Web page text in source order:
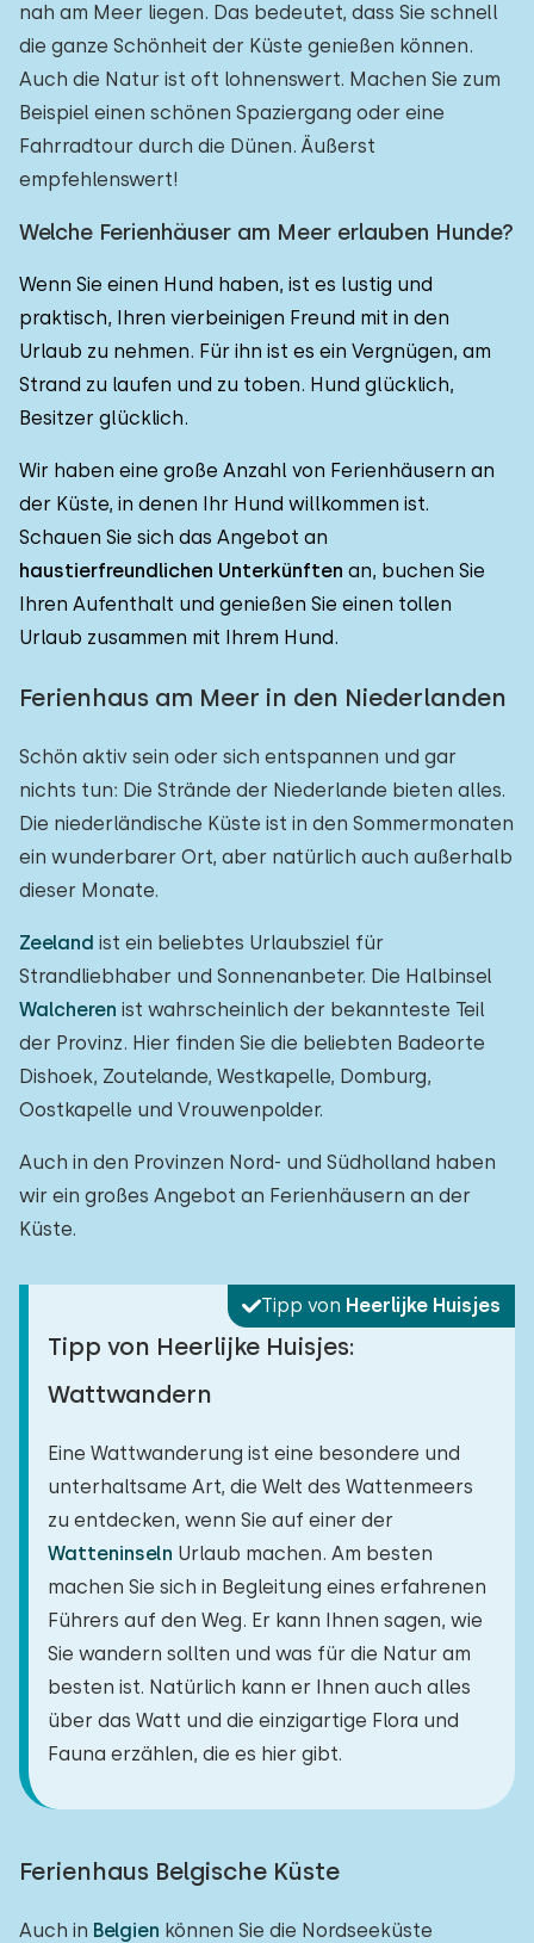
nah am Meer liegen. Das bedeutet, dass Sie schnell
die ganze Schönheit der Küste genießen können.
Auch die Natur ist oft lohnenswert. Machen Sie zum
Beispiel einen schönen Spaziergang oder eine
Fahrradtour durch die Dünen. Äußerst
empfehlenswert!
Welche Ferienhäuser am Meer erlauben Hunde?
Wenn Sie einen Hund haben, ist es lustig und
praktisch, Ihren vierbeinigen Freund mit in den
Urlaub zu nehmen. Für ihn ist es ein Vergnügen, am
Strand zu laufen und zu toben. Hund glücklich,
Besitzer glücklich.
Wir haben eine große Anzahl von Ferienhäusern an
der Küste, in denen Ihr Hund willkommen ist.
Schauen Sie sich das Angebot an
haustierfreundlichen Unterkünften an, buchen Sie
Ihren Aufenthalt und genießen Sie einen tollen
Urlaub zusammen mit Ihrem Hund.
Ferienhaus am Meer in den Niederlanden
Schön aktiv sein oder sich entspannen und gar
nichts tun: Die Strände der Niederlande bieten alles.
Die niederländische Küste ist in den Sommermonaten
ein wunderbarer Ort, aber natürlich auch außerhalb
dieser Monate.
Zeeland ist ein beliebtes Urlaubsziel für
Strandliebhaber und Sonnenanbeter. Die Halbinsel
Walcheren ist wahrscheinlich der bekannteste Teil
der Provinz. Hier finden Sie die beliebten Badeorte
Dishoek, Zoutelande, Westkapelle, Domburg,
Oostkapelle und Vrouwenpolder.
Auch in den Provinzen Nord- und Südholland haben
wir ein großes Angebot an Ferienhäusern an der
Küste.
Tipp von Heerlijke Huisjes
Tipp von Heerlijke Huisjes:
Wattwandern
Eine Wattwanderung ist eine besondere und
unterhaltsame Art, die Welt des Wattenmeers
zu entdecken, wenn Sie auf einer der
Watteninseln Urlaub machen. Am besten
machen Sie sich in Begleitung eines erfahrenen
Führers auf den Weg. Er kann Ihnen sagen, wie
Sie wandern sollten und was für die Natur am
besten ist. Natürlich kann er Ihnen auch alles
über das Watt und die einzigartige Flora und
Fauna erzählen, die es hier gibt.
Ferienhaus Belgische Küste
Auch in Belgien können Sie die Nordseeküste